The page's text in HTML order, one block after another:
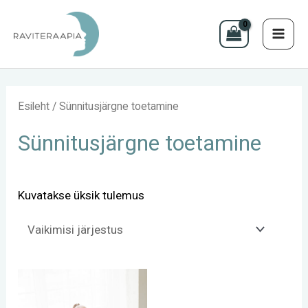
content
Esileht / Sünnitusjärgne toetamine
Sünnitusjärgne toetamine
Kuvatakse üksik tulemus